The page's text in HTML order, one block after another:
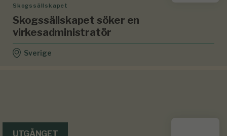
Skogssällskapet
Skogssällskapet söker en
virkesadministratör
Sverige
UTGÅNGET